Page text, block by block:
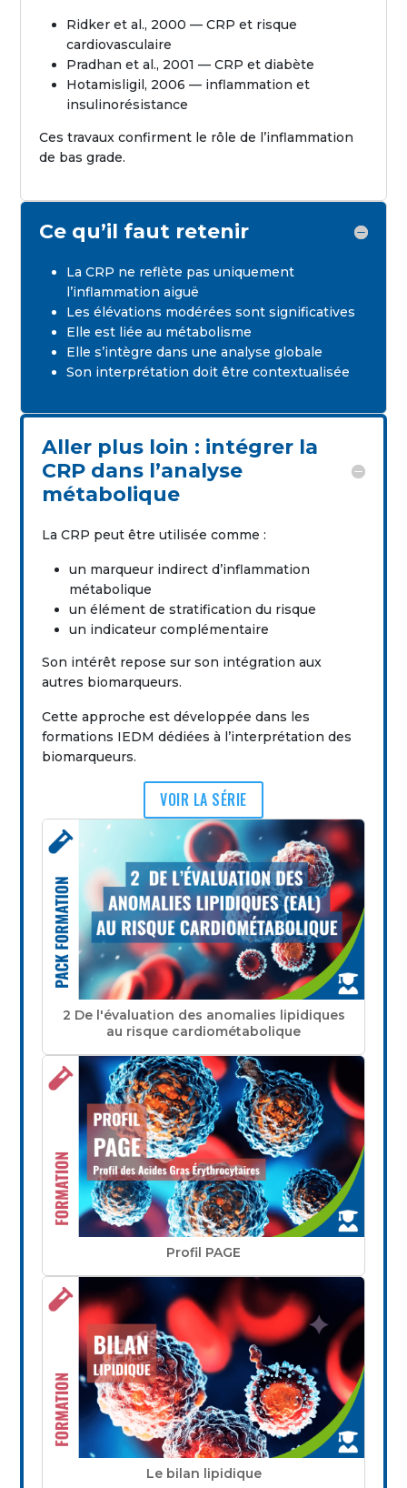
Ridker et al., 2000 — CRP et risque
cardiovasculaire
Pradhan et al., 2001 — CRP et diabète
Hotamisligil, 2006 — inflammation et
insulinorésistance
Ces travaux confirment le rôle de l’inflammation
de bas grade.
Ce qu’il faut retenir
La CRP ne reflète pas uniquement
l’inflammation aiguë
Les élévations modérées sont significatives
Elle est liée au métabolisme
Elle s’intègre dans une analyse globale
Son interprétation doit être contextualisée
Aller plus loin : intégrer la
CRP dans l’analyse
métabolique
La CRP peut être utilisée comme :
un marqueur indirect d’inflammation
métabolique
un élément de stratification du risque
un indicateur complémentaire
Son intérêt repose sur son intégration aux
autres biomarqueurs.
Cette approche est développée dans les
formations IEDM dédiées à l’interprétation des
biomarqueurs.
VOIR LA SÉRIE
2 De l'évaluation des anomalies lipidiques
au risque cardiométabolique
Profil PAGE
Le bilan lipidique